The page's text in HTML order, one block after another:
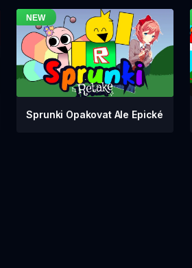
Sprunki Opakovat Ale Epické